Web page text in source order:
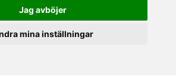
Jag avböjer
mina inställningar